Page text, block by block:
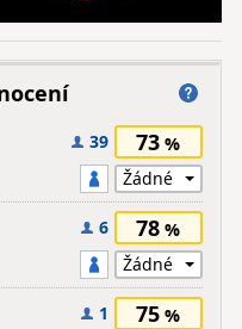
39 73
6 78
1 75